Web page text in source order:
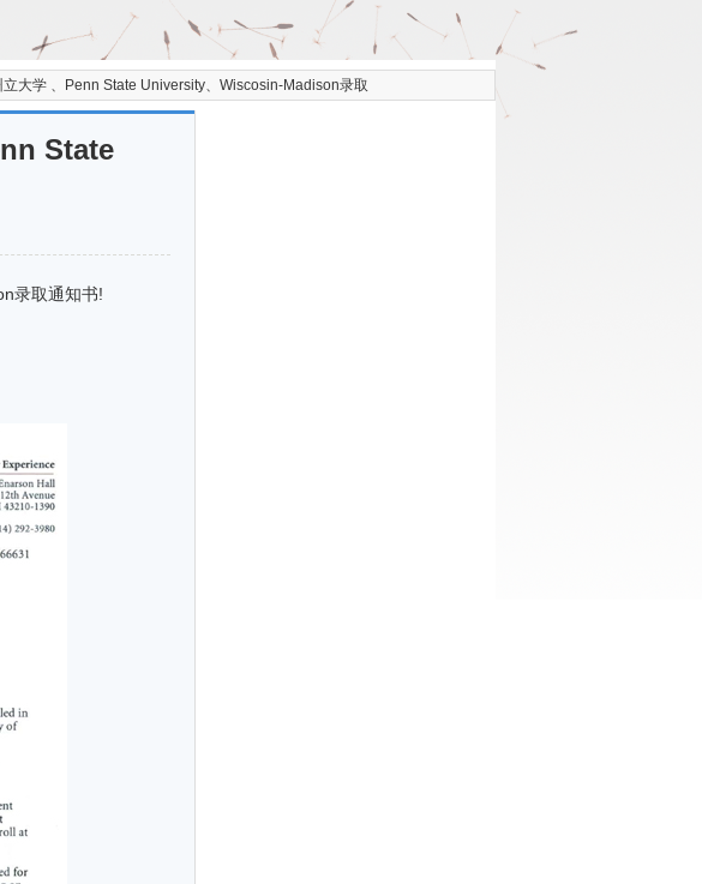
大学 、Penn State University、Wiscosin-Madison录取
State
录取通知书!